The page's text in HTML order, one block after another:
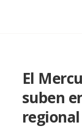
El
suben